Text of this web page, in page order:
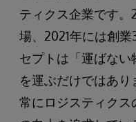
ティクス企業です。
場、2021年には創
セプトは「運ばな
を運ぶだけではあり
常にロジスティク